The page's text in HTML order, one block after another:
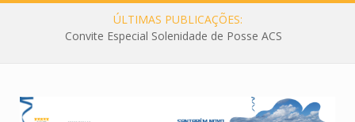
ÚLTIMAS PUBLICAÇÕES:
Convite Especial Solenidade de Posse ACS